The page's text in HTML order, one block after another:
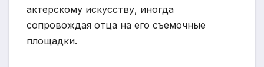
актерскому искусству, иногда
сопровождая отца на его съемочные
площадки.